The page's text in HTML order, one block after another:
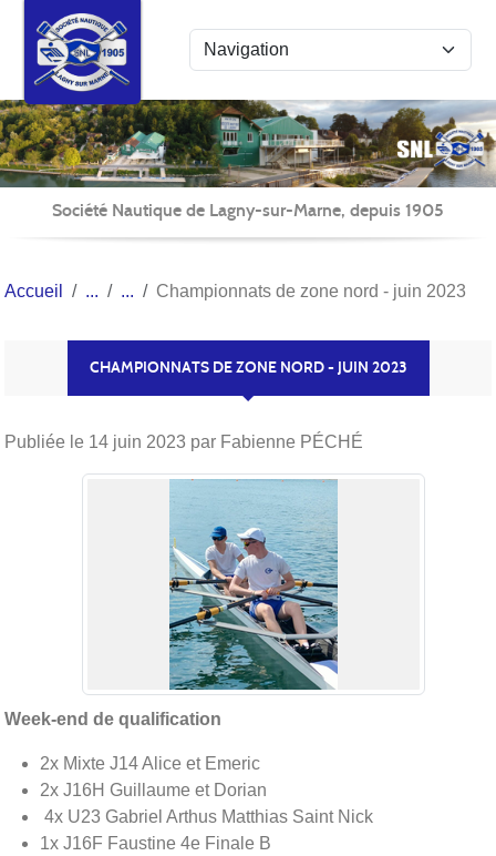
Société Nautique de Lagny-sur-Marne, depuis 1905
Accueil Championnats de zone nord - juin 2023
CHAMPIONNATS DE ZONE NORD - JUIN 2023
Publiée le 14 juin 2023 par Fabienne PÉCHÉ
Week-end de qualification
2x Mixte J14 Alice et Emeric
2x J16H Guillaume et Dorian
4x U23 Gabriel Arthus Matthias Saint Nick
1x J16F Faustine 4e Finale B
Panneau de gestion des cookies